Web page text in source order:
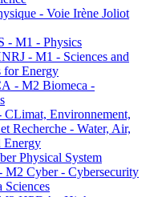
- Voie Irène Joliot
- M1 - Physics
- M1 - Sciences and
for Energy
- M2 Biomeca -
Environnement,
Recherche - Water, Air,
Energy
Physical System
Cyber - Cybersecurity